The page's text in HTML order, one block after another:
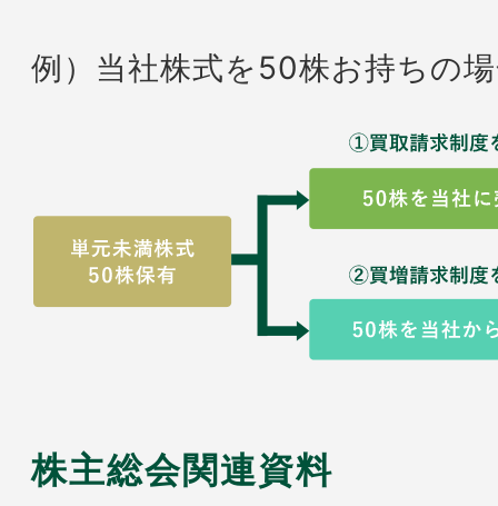
例）当社株式を50株お持ちの
株主総会関連資料